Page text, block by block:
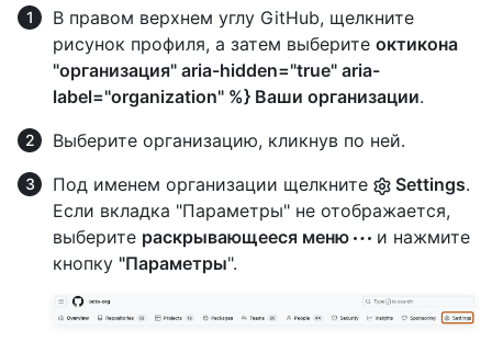
В правом верхнем углу GitHub, щелкните
рисунок профиля, а затем выберите октикона
"организация" aria-hidden="true" aria-
label="organization" %} Ваши организации.
Выберите организацию, кликнув по ней.
Под именем организации щелкните
Settings.
Если вкладка "Параметры" не отображается,
выберите раскрывающееся меню
и нажмите
кнопку "Параметры".